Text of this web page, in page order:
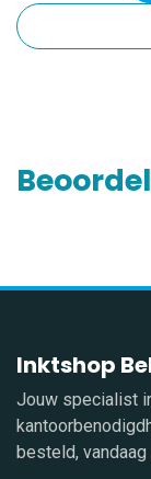
Inktshop
Jouw specialist
besteld, vandaag